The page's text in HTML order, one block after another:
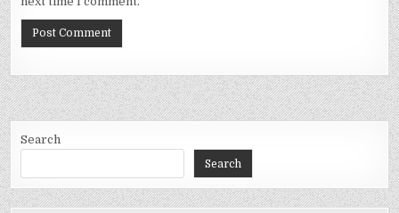
Search
Search